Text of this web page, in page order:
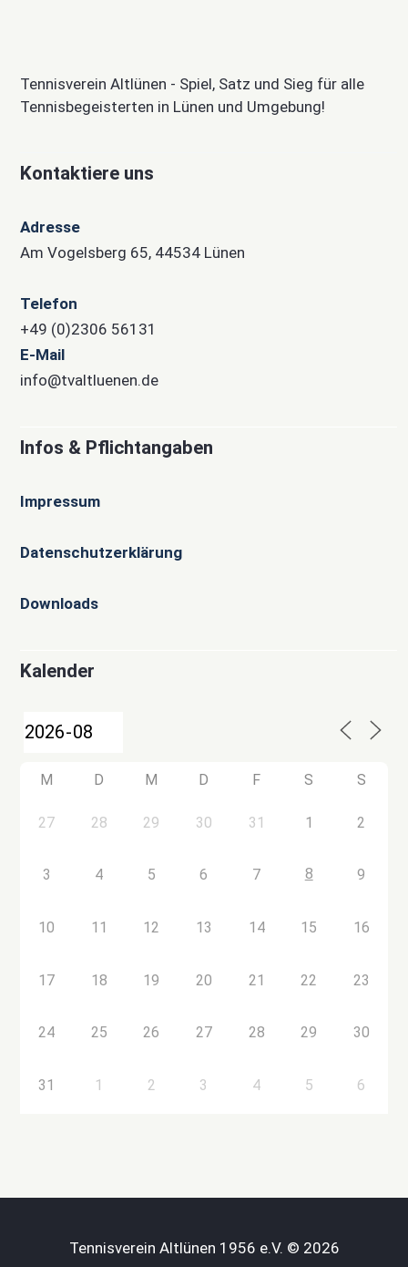
Tennisverein Altlünen - Spiel, Satz und Sieg für alle
Tennisbegeisterten in Lünen und Umgebung!
Kontaktiere uns
Adresse
Am Vogelsberg 65, 44534 Lünen
Telefon
+49 (0)2306 56131
E-Mail
info@tvaltluenen.de
Infos & Pflichtangaben
Impressum
Datenschutzerklärung
Downloads
Kalender
M D M D F S S
27 28 29 30 31 1 2
3 4 5 6 7 8 9
10 11 12 13 14 15 16
17 18 19 20 21 22 23
24 25 26 27 28 29 30
31 1 2 3 4 5 6
Tennisverein Altlünen 1956 e.V. © 2026